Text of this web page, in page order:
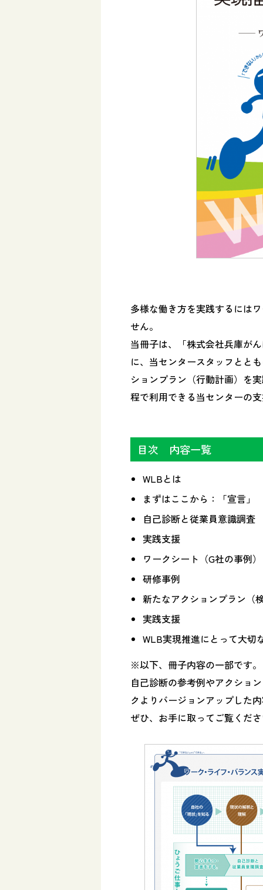
多様な働き方を実践するには
せん。
当冊子は、「株式会社兵庫が
に、当センタースタッフとと
ションプラン（行動計画）を
程で利用できる当センターの
目次 内容一覧
WLBとは
まずはここから：「宣言」
自己診断と従業員意識調査
実践支援
ワークシート（G社の事例）
研修事例
新たなアクションプラン（検
実践支援
WLB実現推進にとって大切
※以下、冊子内容の一部です。
自己診断の参考例やアクショ
クよりバージョンアップした
ぜひ、お手に取ってご覧くだ